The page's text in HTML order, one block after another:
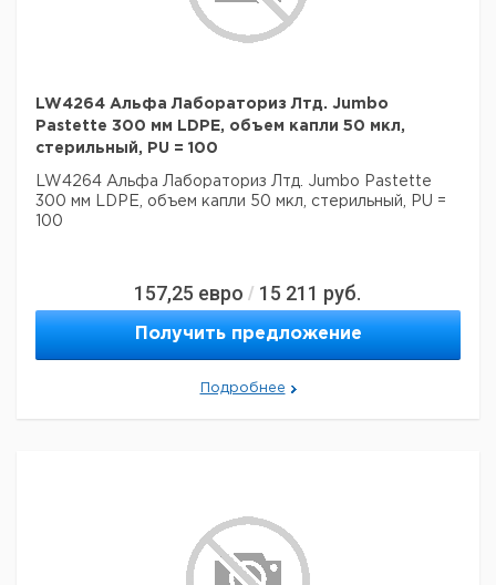
LW4264 Альфа Лабораториз Лтд. Jumbo
Pastette 300 мм LDPE, объем капли 50 мкл,
стерильный, PU = 100
LW4264 Альфа Лабораториз Лтд. Jumbo Pastette
300 мм LDPE, объем капли 50 мкл, стерильный, PU =
100
157,25 евро / 15 211 руб.
Получить предложение
Подробнее